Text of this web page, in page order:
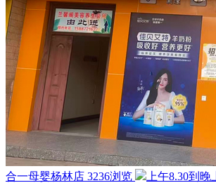
合一母婴杨林店 3236浏览 上午8.30到晚